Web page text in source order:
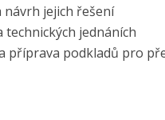
návrh jejich řešení
jednáních
příprava podkladů pro